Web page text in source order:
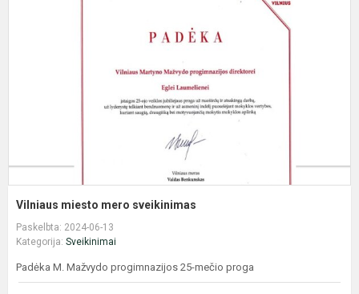
Vilniaus miesto mero sveikinimas
Paskelbta: 2024-06-13
Kategorija: Sveikinimai
Padėka M. Mažvydo progimnazijos 25-mečio proga